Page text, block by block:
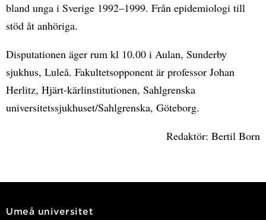
bland unga i Sverige 1992–1999. Från epidemiologi till
stöd åt anhöriga.
Disputationen äger rum kl 10.00 i Aulan, Sunderby
sjukhus, Luleå. Fakultetsopponent är professor Johan
Herlitz, Hjärt-kärlinstitutionen, Sahlgrenska
universitetssjukhuset/Sahlgrenska, Göteborg.
Redaktör: Bertil Born
Umeå universitet